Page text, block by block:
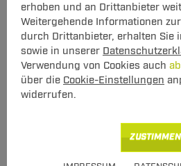
erhoben und an Drittanbieter
Weitergehende Informationen
durch Drittanbieter, erhalten Sie
sowie in unserer
Verwendung von Cookies auch
über die Cookie-Einstellungen
widerrufen.
ZUSTIMMEN
Ich bin bereits Kunde
Bitte mit E-Mail-Adresse und
E-Mail: